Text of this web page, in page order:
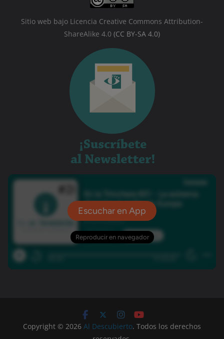
Sitio web bajo Licencia Creative Commons Attribution-
ShareAlike 4.0 (CC BY-SA 4.0)
Copyright © 2026 Al Descubierto. Todos los derechos